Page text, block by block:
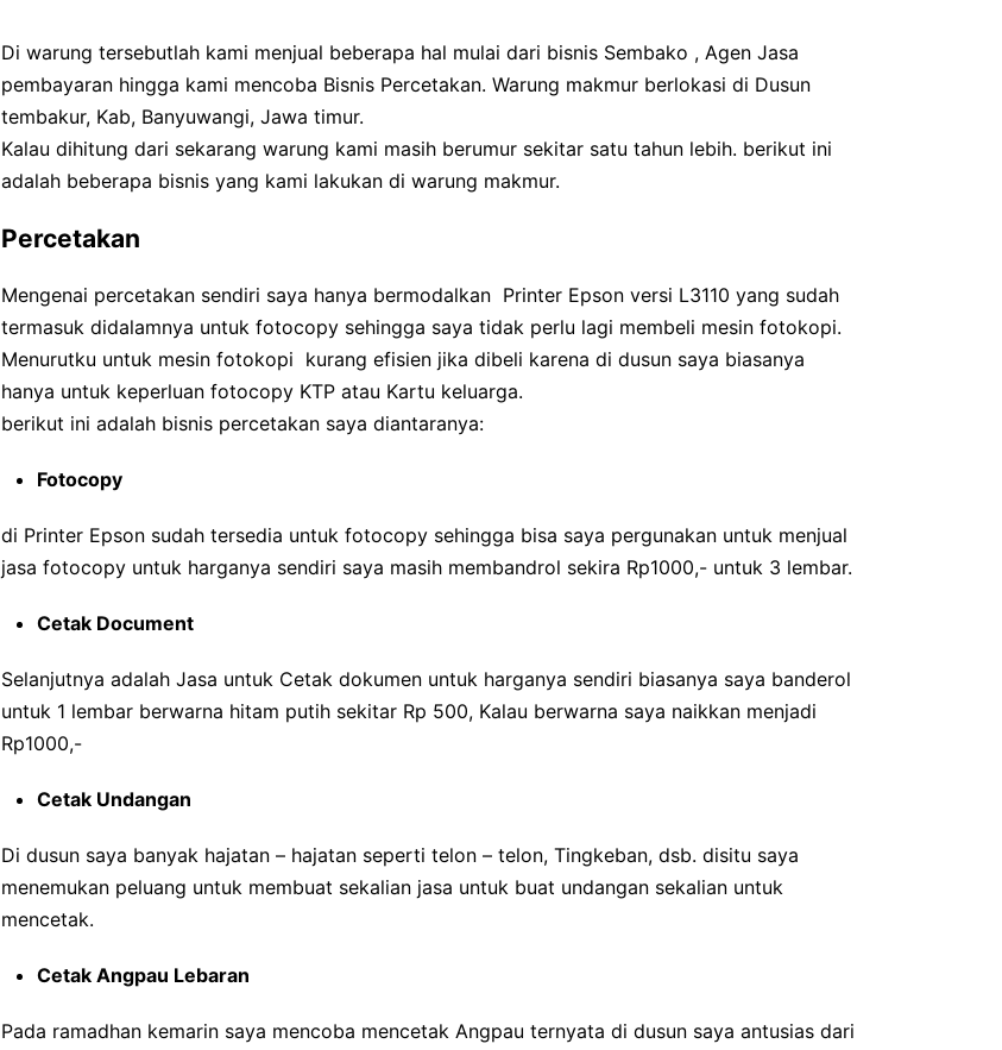
Di warung tersebutlah kami menjual beberapa hal mulai dari bisnis Sembako , Agen Jasa
pembayaran hingga kami mencoba Bisnis Percetakan. Warung makmur berlokasi di Dusun
tembakur, Kab, Banyuwangi, Jawa timur.
Kalau dihitung dari sekarang warung kami masih berumur sekitar satu tahun lebih. berikut ini
adalah beberapa bisnis yang kami lakukan di warung makmur.
Percetakan
Mengenai percetakan sendiri saya hanya bermodalkan Printer Epson versi L3110 yang sudah
termasuk didalamnya untuk fotocopy sehingga saya tidak perlu lagi membeli mesin fotokopi.
Menurutku untuk mesin fotokopi kurang efisien jika dibeli karena di dusun saya biasanya
hanya untuk keperluan fotocopy KTP atau Kartu keluarga.
berikut ini adalah bisnis percetakan saya diantaranya:
Fotocopy
di Printer Epson sudah tersedia untuk fotocopy sehingga bisa saya pergunakan untuk menjual
jasa fotocopy untuk harganya sendiri saya masih membandrol sekira Rp1000,- untuk 3 lembar.
Cetak Document
Selanjutnya adalah Jasa untuk Cetak dokumen untuk harganya sendiri biasanya saya banderol
untuk 1 lembar berwarna hitam putih sekitar Rp 500, Kalau berwarna saya naikkan menjadi
Rp1000,-
Cetak Undangan
Di dusun saya banyak hajatan – hajatan seperti telon – telon, Tingkeban, dsb. disitu saya
menemukan peluang untuk membuat sekalian jasa untuk buat undangan sekalian untuk
mencetak.
Cetak Angpau Lebaran
Pada ramadhan kemarin saya mencoba mencetak Angpau ternyata di dusun saya antusias dari